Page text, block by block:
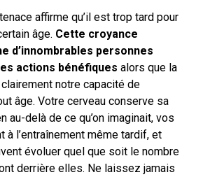
affirme qu’il est trop tard pour
âge. Cette croyance
d’innombrables personnes
actions bénéfiques alors que la
notre capacité de
âge. Votre cerveau conserve sa
au-delà de ce qu’on imaginait, vos
à l’entraînement même tardif, et
évoluer quel que soit le nombre
derrière elles. Ne laissez jamais